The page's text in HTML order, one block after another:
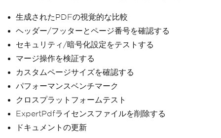
生成されたPDFの視覚的な比較
ヘッダー/フッターとページ番号を確認する
セキュリティ/暗号化設定をテストする
マージ操作を検証する
カスタムページサイズを確認する
パフォーマンスベンチマーク
クロスプラットフォームテスト
ExpertPdfライセンスファイルを削除する
ドキュメントの更新